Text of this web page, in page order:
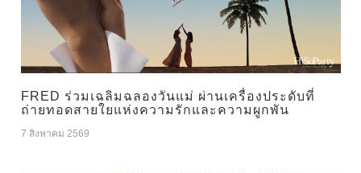
FRED ร่วมเฉลิมฉลองวันแม่ ผ่านเครื่องประดับที่
ถ่ายทอดสายใยแห่งความรักและความผูกพัน
7 สิงหาคม 2569